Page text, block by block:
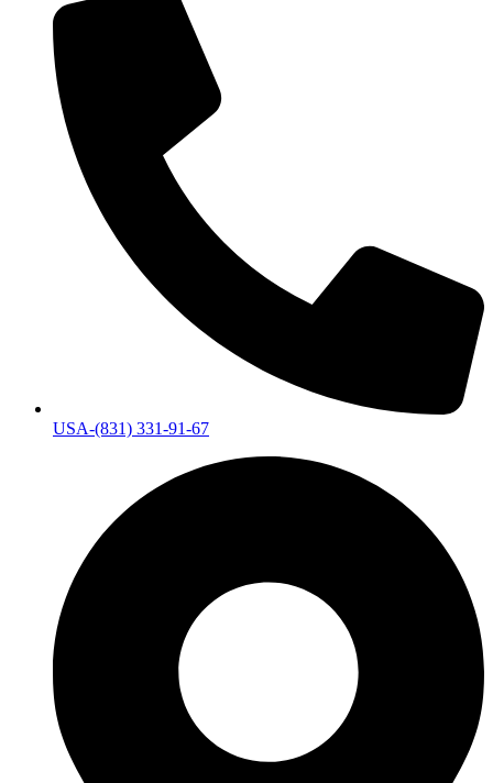
USA-(831) 331-91-67